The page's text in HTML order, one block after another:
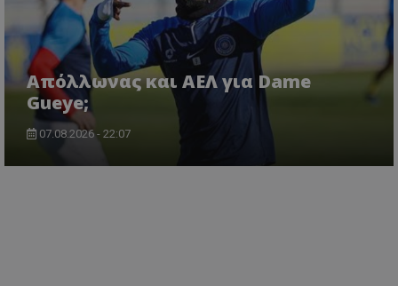
Απόλλωνας και ΑΕΛ για Dame
Gueye;
07.08.2026 - 22:07